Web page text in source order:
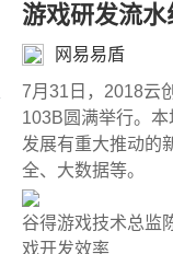
游戏研发流水
网易易盾
7月31日，2018云
103B圆满举行。
发展有重大推动的
全、大数据等。
谷得游戏技术总监
戏开发效率